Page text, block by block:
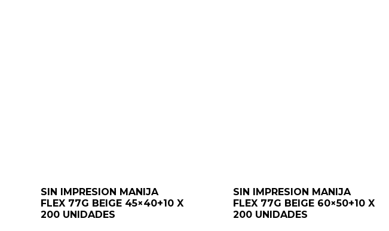
SIN IMPRESION MANIJA
FLEX 77G BEIGE 45×40+10 X
200 UNIDADES
SIN IMPRESION MANIJA
FLEX 77G BEIGE 60×50+10 X
200 UNIDADES